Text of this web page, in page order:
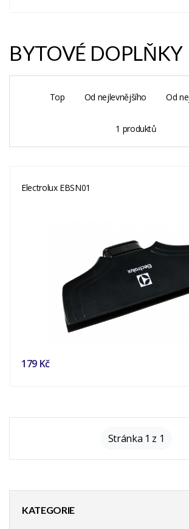
KATEGORIE
BYTOVÉ DOPLŇKY
Top Od nejlevnějšího Od
1 produktů
Electrolux EBSN01
179 Kč
Stránka 1 z 1